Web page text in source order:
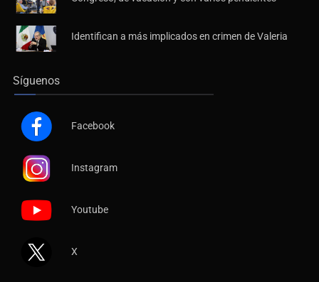
Identifican a más implicados en crimen de Valeria
Síguenos
Facebook
Instagram
Youtube
X